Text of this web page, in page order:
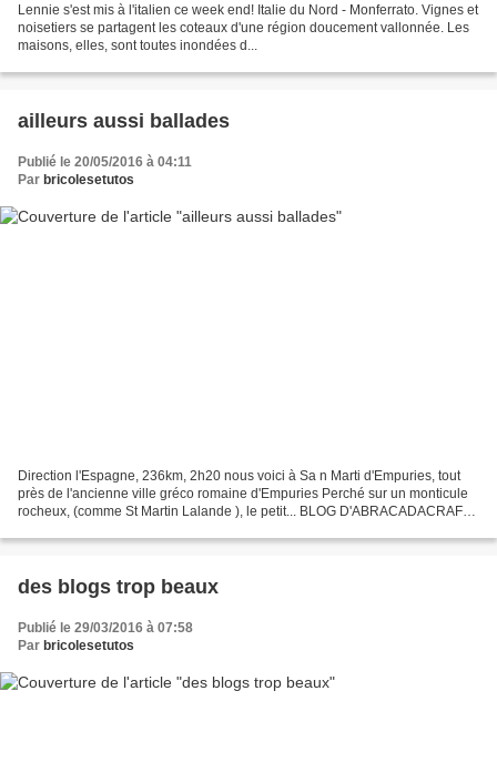
Lennie s'est mis à l'italien ce week end! Italie du Nord - Monferrato. Vignes et
noisetiers se partagent les coteaux d'une région doucement vallonnée. Les
maisons, elles, sont toutes inondées d...
ailleurs aussi ballades
Publié le 20/05/2016 à 04:11
Par bricolesetutos
Direction l'Espagne, 236km, 2h20 nous voici à Sa n Marti d'Empuries, tout
près de l'ancienne ville gréco romaine d'Empuries Perché sur un monticule
rocheux, (comme St Martin Lalande ), le petit... BLOG D'ABRACADACRAFT
des blogs trop beaux
Publié le 29/03/2016 à 07:58
Par bricolesetutos